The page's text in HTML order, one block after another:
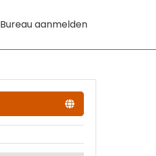
Bureau aanmelden